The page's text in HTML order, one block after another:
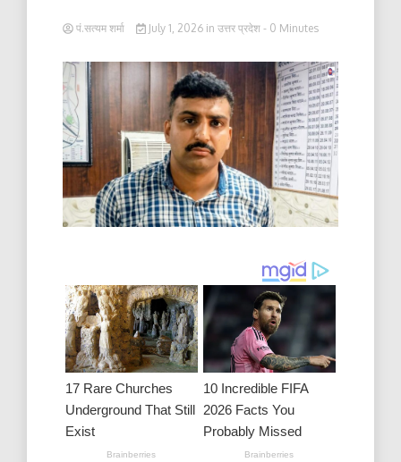
पं.सत्यम शर्मा July 1, 2026 in उत्तर प्रदेश - 0 Minutes